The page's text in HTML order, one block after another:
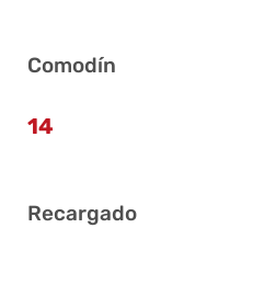
Comodín
14
Recargado